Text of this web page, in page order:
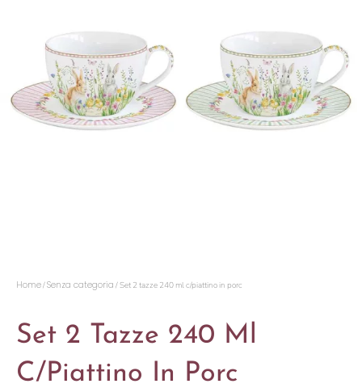
Home/Senza categoria / Set 2 tazze 240 ml c/piattino in porc
Set 2 Tazze 240 Ml
C/piattino In Porc